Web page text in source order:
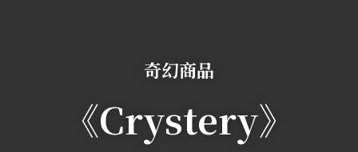
奇幻商品
《Crystery》